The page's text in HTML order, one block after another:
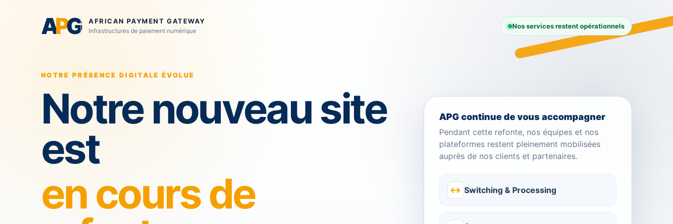
APG AFRICAN PAYMENT GATEWAY
Infrastructures de paiement numérique
Nos services restent opérationnels
NOTRE PRÉSENCE DIGITALE ÉVOLUE
Notre nouveau site
est
en cours de
APG continue de vous accompagner
Pendant cette refonte, nos équipes et nos
plateformes restent pleinement mobilisées
auprès de nos clients et partenaires.
↔ Switching & Processing